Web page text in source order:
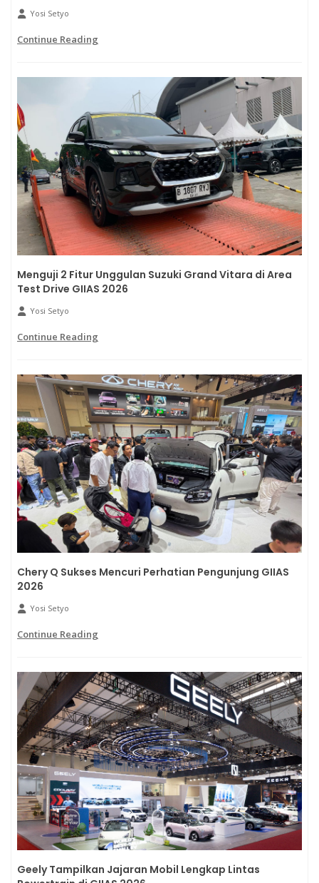
Yosi Setyo
Continue Reading
Menguji 2 Fitur Unggulan Suzuki Grand Vitara di Area
Test Drive GIIAS 2026
Yosi Setyo
Continue Reading
Chery Q Sukses Mencuri Perhatian Pengunjung GIIAS
2026
Yosi Setyo
Continue Reading
Geely Tampilkan Jajaran Mobil Lengkap Lintas